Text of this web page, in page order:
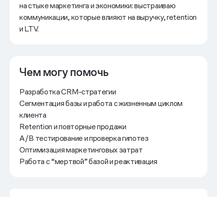
на стыке маркетинга и экономики: выстраиваю
коммуникации, которые влияют на выручку, retention
и LTV.
Чем могу помочь
Разработка CRM-стратегии
Сегментация базы и работа с жизненным циклом
клиента
Retention и повторные продажи
A/B тестирование и проверка гипотез
Оптимизация маркетинговых затрат
Работа с “мертвой” базой и реактивация